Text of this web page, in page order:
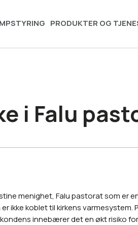
PRODUKTER OG
i Falu
menighet, Falu pastorat som er
ikke koblet til kirkens
innebærer det en økt risiko